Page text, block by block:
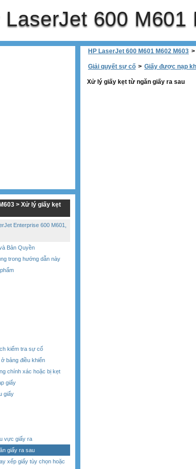
LaserJet 600 M601
HP LaserJet 600 M601 M602 M603 >
Giải quyết sự cố > Giấy được nạp
Xử lý giấy kẹt từ ngăn giấy ra sau
> Xử lý giấy kẹt
Enterprise 600 M601,
Bản Quyền
trong hướng dẫn này
kiểm tra sự cố
bảng điều khiển
chính xác hoặc bị kẹt
giấy
giấy
vực giấy ra
giấy ra sau
xếp giấy tùy chọn hoặc